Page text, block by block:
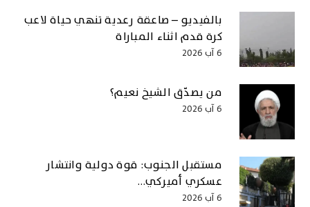
بالفيديو – صاعقة رعدية تنهي حياة لاعب
كرة قدم اثناء المباراة
6 آب 2026
من يصدّق الشيخ نعيم؟
6 آب 2026
مستقبل الجنوب: قوة دولية وانتشار
عسكري أميركي…
6 آب 2026